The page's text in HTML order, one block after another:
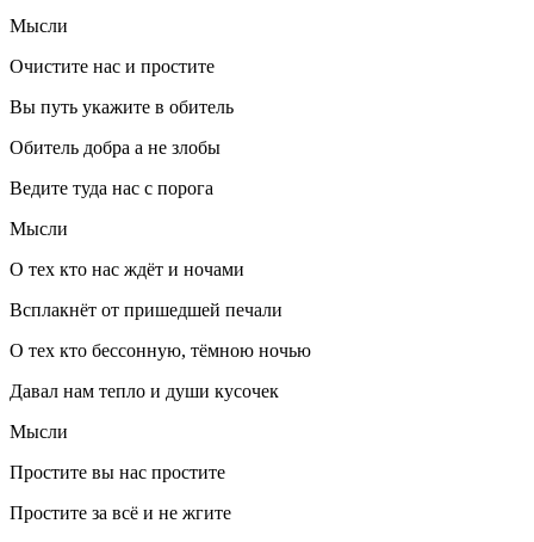
Мысли
Очистите нас и простите
Вы путь укажите в обитель
Обитель добра а не злобы
Ведите туда нас с порога
Мысли
О тех кто нас ждёт и ночами
Всплакнёт от пришедшей печали
О тех кто бессонную, тёмною ночью
Давал нам тепло и души кусочек
Мысли
Простите вы нас простите
Простите за всё и не жгите